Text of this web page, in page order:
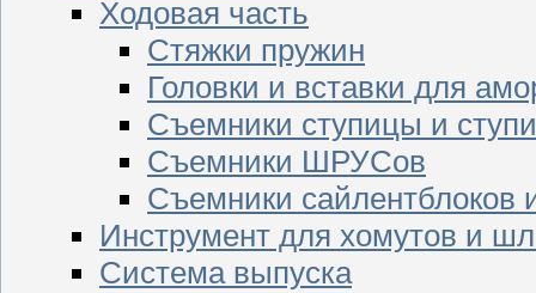
Ходовая часть
Стяжки пружин
Головки и вставки для
Съемники ступицы и
Съемники ШРУСов
Съемники сайлентблоков
Инструмент для хомутов и
Система выпуска